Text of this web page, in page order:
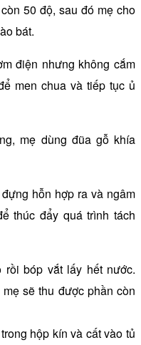
50 độ, sau đó mẹ cho
bát.
điện nhưng không cắm
men chua và tiếp tục ủ
mẹ dùng đũa gỗ khía
hỗn hợp ra và ngâm
thúc đẩy quá trình tách
bóp vắt lấy hết nước.
sẽ thu được phần còn
hộp kín và cất vào tủ